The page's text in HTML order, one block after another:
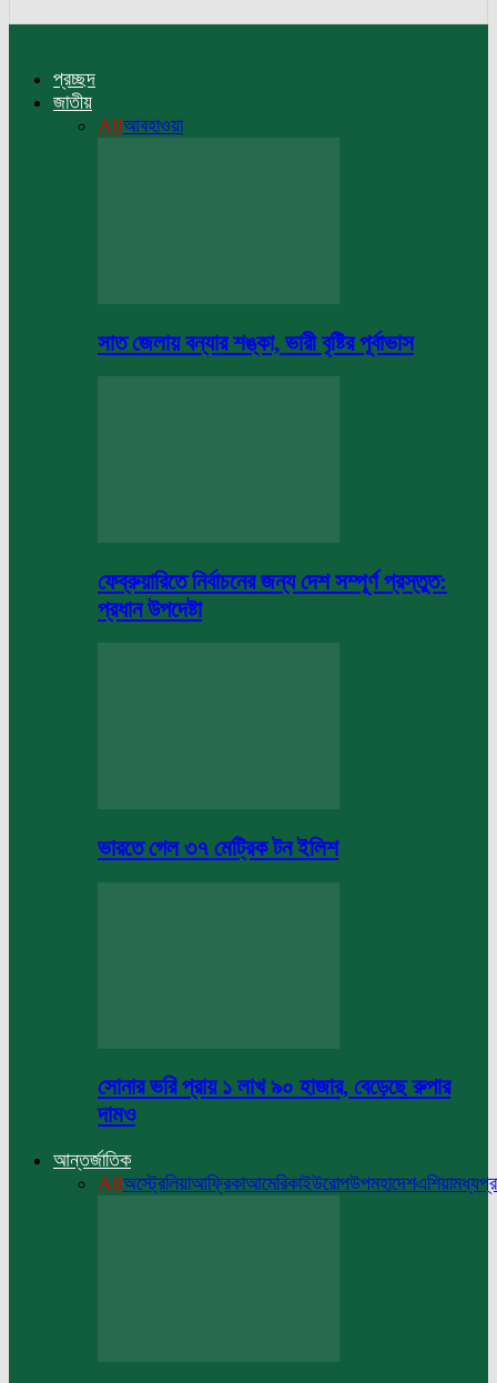
প্রচ্ছদ
জাতীয়
Allআবহাওয়া
সাত জেলায় বন্যার শঙ্কা, ভারী বৃষ্টির পূর্বাভাস
ফেব্রুয়ারিতে নির্বাচনের জন্য দেশ সম্পূর্ণ প্রস্তুত:
প্রধান উপদেষ্টা
ভারতে গেল ৩৭ মেট্রিক টন ইলিশ
সোনার ভরি প্রায় ১ লাখ ৯০ হাজার, বেড়েছে রুপার
দামও
আন্তর্জাতিক
Allঅস্ট্রেলিয়াআফ্রিকাআমেরিকাইউরোপউপমহাদেশএশিয়া